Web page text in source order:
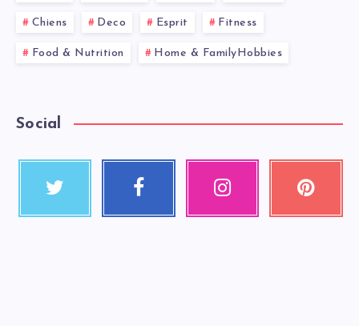
Chiens Deco Esprit Fitness
Food & Nutrition Home & FamilyHobbies
Social